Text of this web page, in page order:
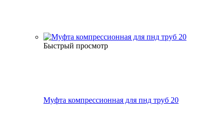
Быстрый просмотр
Муфта компрессионная для пнд труб 20